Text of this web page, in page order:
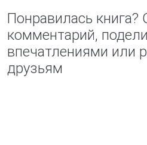
Понравилась книга?
комментарий,
впечатлениями или
друзьям